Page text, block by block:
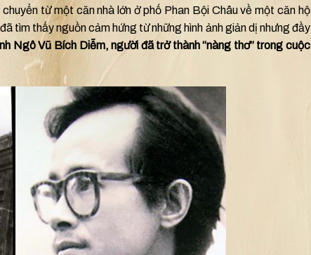
từ một căn nhà lớn ở phố Phan Bội Châu về một căn hộ
tìm thấy nguồn cảm hứng từ những hình ảnh giản dị nhưng đầy
Ngô Vũ Bích Diễm, người đã trở thành “nàng thơ” trong cuộc